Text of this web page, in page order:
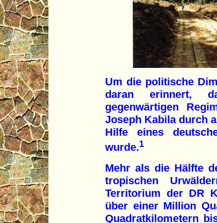
Um die politische
daran erinnert,
gegenwärtigen
Joseph Kabila durch
Hilfe eines
wurde.1
Mehr als die Hälfte
tropischen
Territorium der DR
über einer Million
Quadratkilometern